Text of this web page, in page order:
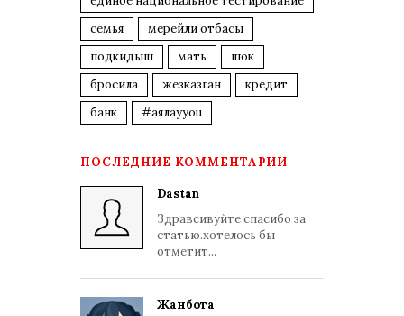
семья
мерейли отбасы
подкидыш
мать
шок
бросила
жезказган
кредит
банк
#аялауyou
ПОСЛЕДНИЕ КОММЕНТАРИИ
Dastan
Здравсивуйте спасибо за
статью.хотелось бы
отметит...
Жанбота